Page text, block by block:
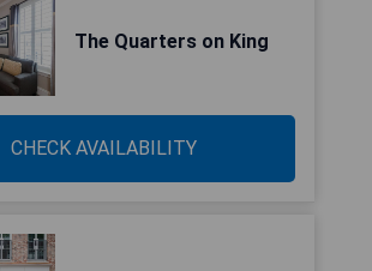
The Quarters on King
CHECK AVAILABILITY